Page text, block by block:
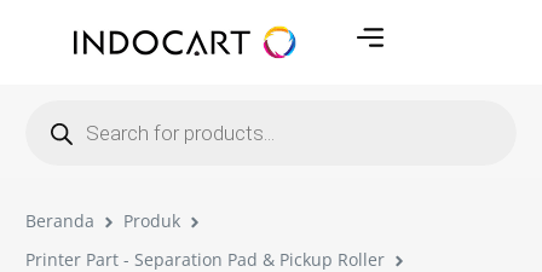
Beranda
Produk
Printer Part - Separation Pad & Pickup Roller